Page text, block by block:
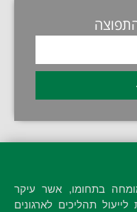
בתחומו, אשר עיקר
תהליכים לארגונים